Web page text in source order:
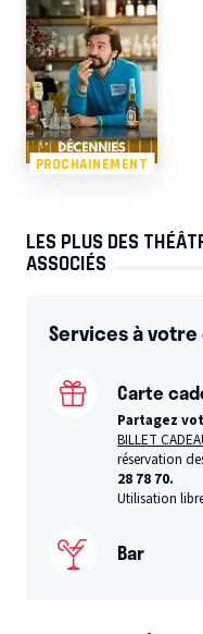
PROCHAINEMENT
LES PLUS DES
ASSOCIÉS
Services à
Carte
Partagez
BILLET
réservation
28 78 70.
Utilisation
Bar